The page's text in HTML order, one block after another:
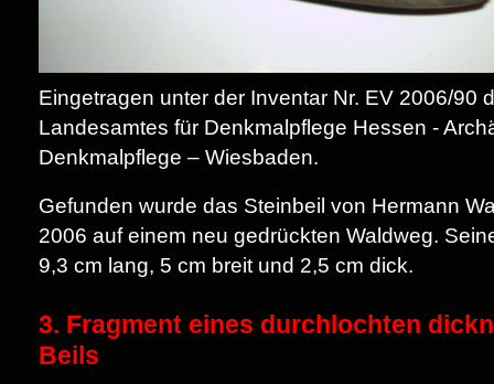
Eingetragen unter der Inventar Nr. EV 2006/90
Landesamtes für Denkmalpflege Hessen -
Denkmalpflege – Wiesbaden.
Gefunden wurde das Steinbeil von Hermann
2006 auf einem neu gedrückten Waldweg.
9,3 cm lang, 5 cm breit und 2,5 cm dick.
3. Fragment eines durchlochten
Beils